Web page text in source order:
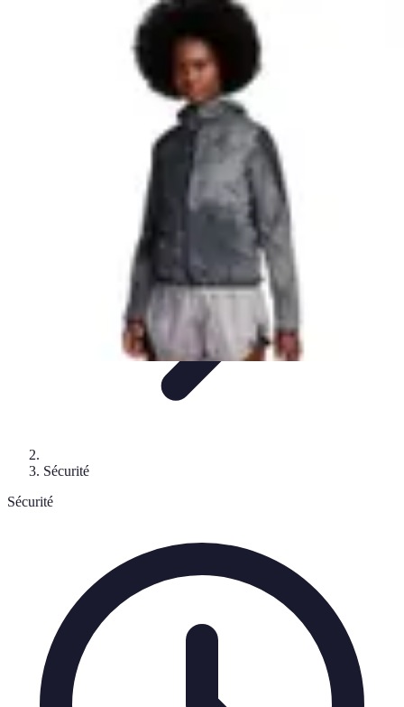
Guides et Tutoriels
Sécurité des objets
Objets connectés
Sécurité
Sécurité